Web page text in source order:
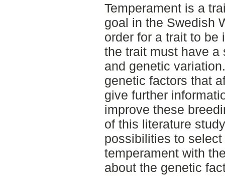
Temperament is a
goal in the Swedish
order for a trait to be
the trait must have
and genetic
genetic factors that
give further
improve these
of this literature
possibilities to
temperament with
about the genetic